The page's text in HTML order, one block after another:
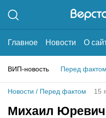
Главное Новости О
ВИП-новость Перед фактом
Новости / Перед фактом 15
Михаил Юревич